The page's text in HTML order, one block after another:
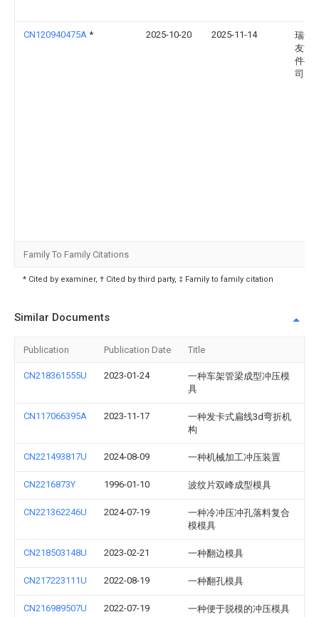
CN120940475A * 2025-10-20 2025-11-14
瑞安
友汽
件有
司
Family To Family Citations
* Cited by examiner, † Cited by third party, ‡ Family to family citation
Similar Documents
Publication Publication Date Title
CN218361555U 2023-01-24
一种车架管梁成型冲压模
具
CN117066395A 2023-11-17
一种发卡式扁线3d弯折机
构
CN221493817U 2024-08-09 一种机械加工冲压装置
CN2216873Y 1996-01-10 波纹片双峰成型模具
CN221362246U 2024-07-19
一种冷冲压冲孔落料复合
模模具
CN218503148U 2023-02-21 一种翻边模具
CN217223111U 2022-08-19 一种翻孔模具
CN216989507U 2022-07-19 一种便于脱模的冲压模具